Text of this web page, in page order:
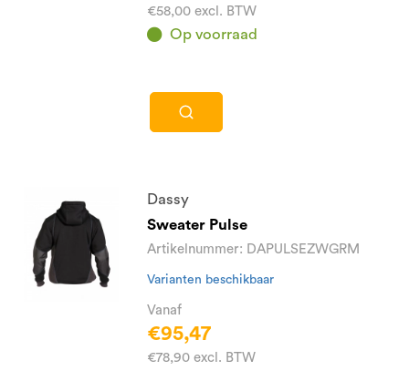
€58,00 excl. BTW
Op voorraad
Dassy
Sweater Pulse
Artikelnummer: DAPULSEZWGRM
Varianten beschikbaar
Vanaf
€95,47
€78,90 excl. BTW